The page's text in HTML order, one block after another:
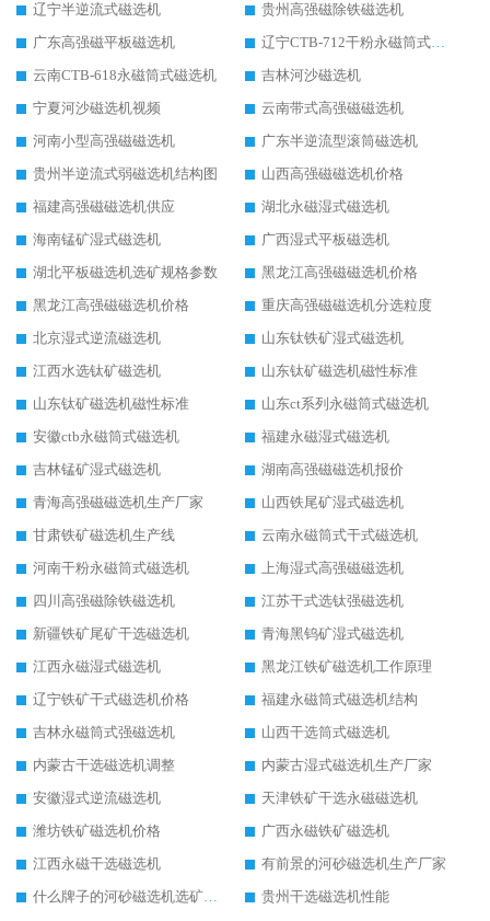
辽宁半逆流式磁选机
贵州高强磁除铁磁选机
广东高强磁平板磁选机
辽宁CTB-712干粉永磁筒式磁选机
云南CTB-618永磁筒式磁选机
吉林河沙磁选机
宁夏河沙磁选机视频
云南带式高强磁磁选机
河南小型高强磁磁选机
广东半逆流型滚筒磁选机
贵州半逆流式弱磁选机结构图
山西高强磁磁选机价格
福建高强磁磁选机供应
湖北永磁湿式磁选机
海南锰矿湿式磁选机
广西湿式平板磁选机
湖北平板磁选机选矿规格参数
黑龙江高强磁磁选机价格
黑龙江高强磁磁选机价格
重庆高强磁磁选机分选粒度
北京湿式逆流磁选机
山东钛铁矿湿式磁选机
江西水选钛矿磁选机
山东钛矿磁选机磁性标准
山东钛矿磁选机磁性标准
山东ct系列永磁筒式磁选机
安徽ctb永磁筒式磁选机
福建永磁湿式磁选机
吉林锰矿湿式磁选机
湖南高强磁磁选机报价
青海高强磁磁选机生产厂家
山西铁尾矿湿式磁选机
甘肃铁矿磁选机生产线
云南永磁筒式干式磁选机
河南干粉永磁筒式磁选机
上海湿式高强磁磁选机
四川高强磁除铁磁选机
江苏干式选钛强磁选机
新疆铁矿尾矿干选磁选机
青海黑钨矿湿式磁选机
江西永磁湿式磁选机
黑龙江铁矿磁选机工作原理
辽宁铁矿干式磁选机价格
福建永磁筒式磁选机结构
吉林永磁筒式强磁选机
山西干选筒式磁选机
内蒙古干选磁选机调整
内蒙古湿式磁选机生产厂家
安徽湿式逆流磁选机
天津铁矿干选永磁磁选机
潍坊铁矿磁选机价格
广西永磁铁矿磁选机
江西永磁干选磁选机
有前景的河砂磁选机生产厂家
什么牌子的河砂磁选机选矿效果好
贵州干选磁选机性能